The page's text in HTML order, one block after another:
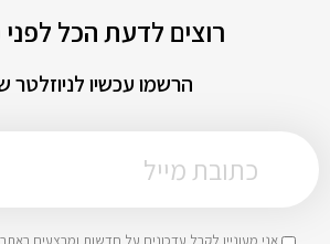
רוצים לדעת הכל לפני
הרשמו עכשיו לניוזלטר
אני מעוניין לקבל עדכונים על חדשות ומבצעים